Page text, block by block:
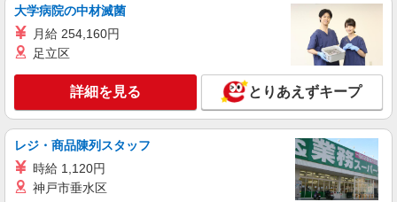
大学病院の中材滅菌
月給 254,160円
足立区
詳細を見る とりあえずキープ
レジ・商品陳列スタッフ
時給 1,120円
神戸市垂水区